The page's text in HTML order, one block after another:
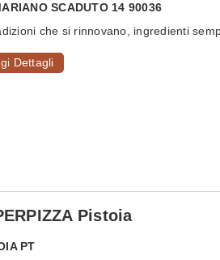
SCADUTO 14 90036
che si rinnovano, ingredienti
Dettagli
Pistoia
PT